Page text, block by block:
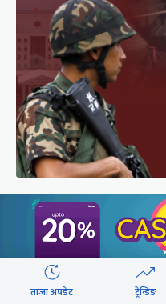
सेनाको नाइटभिजन
जनताको ज्यान बचाउन
ताजा अपडेट ट्रेन्डिङ